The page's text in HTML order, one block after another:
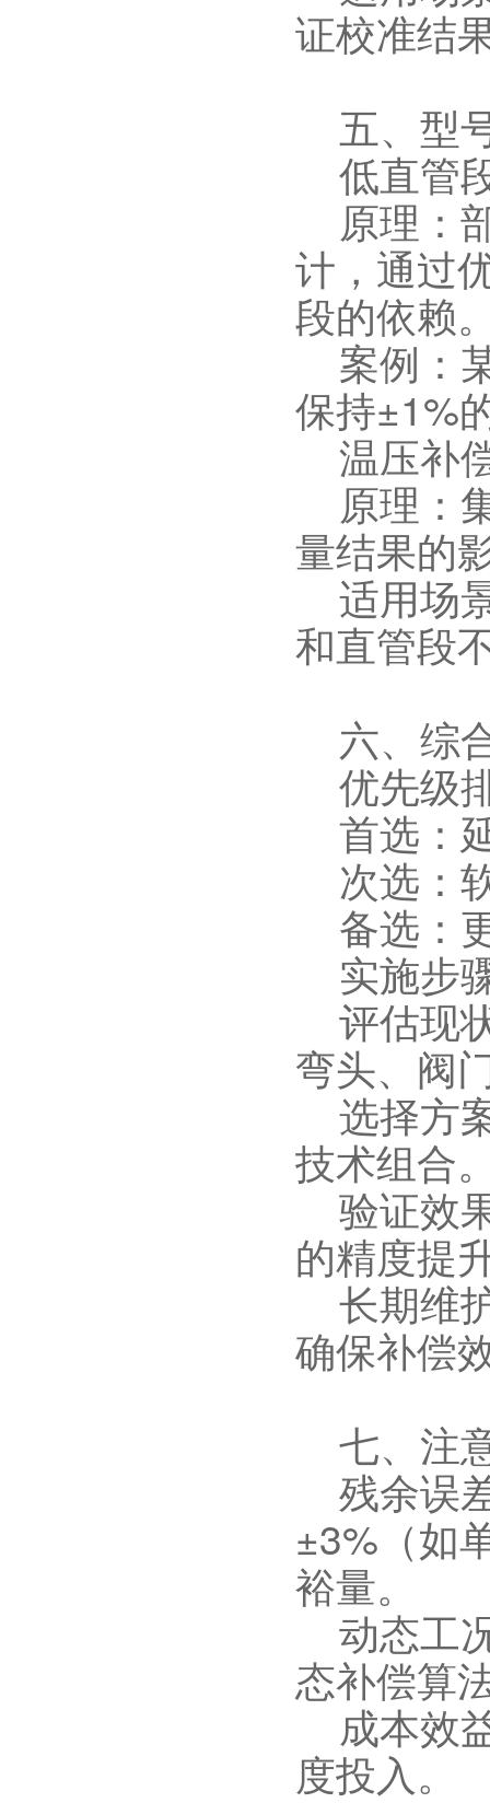
证校准结
五、型
低直管
原理：
计，通过
段的依赖
案例：
保持±1%
温压补
原理：
量结果的
适用场
和直管段
六、综
优先级
首选：
次选：
备选：
实施步
评估现
弯头、阀
选择方
技术组合
验证效
的精度提
长期维
确保补偿
七、注
残余误
±3%（如
裕量。
动态工
态补偿算
成本效
度投入。